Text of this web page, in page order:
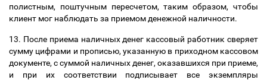
полистным, поштучным пересчетом, таким образом, чтобы
клиент мог наблюдать за приемом денежной наличности.
13. После приема наличных денег кассовый работник сверяет
сумму цифрами и прописью, указанную в приходном кассовом
документе, с суммой наличных денег, оказавшихся при приеме,
и при их соответствии подписывает все экземпляры